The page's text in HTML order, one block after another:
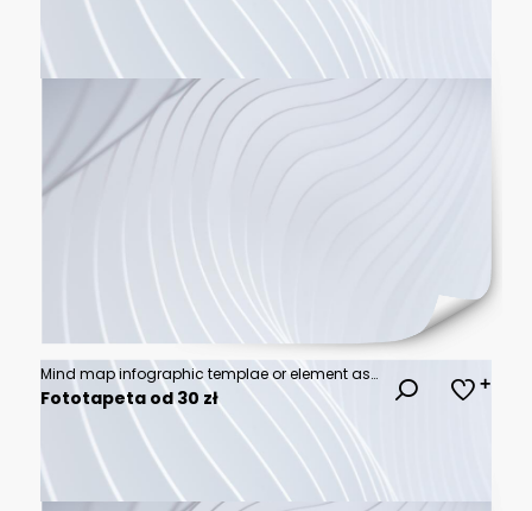
Mind map infographic templae or element as a vector with 6 step, process, option, colorful label, icons, semicircular, circular, branch arrow, for sale slide or presentation, minimal, modern style
Fototapeta od 30 zł